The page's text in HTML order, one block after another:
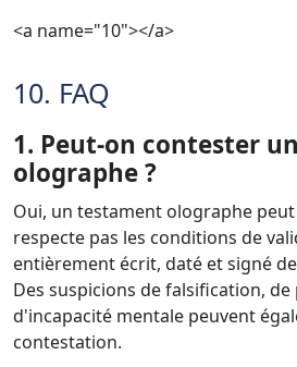
<a name="10"></a>
10. FAQ
1. Peut-on contester
olographe ?
Oui, un testament olographe
respecte pas les conditions de
entièrement écrit, daté et signé
Des suspicions de falsification,
d'incapacité mentale peuvent
contestation.